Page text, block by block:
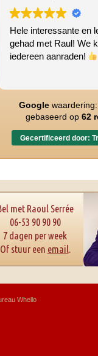
Hele interessante en
gehad met Raul! We
iedereen aanraden!
Googlewaardering:
gebaseerd op 62
Gecertificeerd door:
met Raoul Serrée
06-53 90 90 90
7 dagen per week
Of stuur een email.
Whello